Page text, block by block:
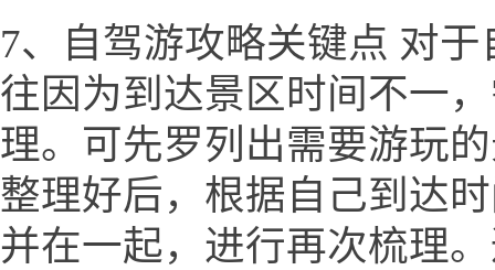
7、自驾游攻略关键点 对
往因为到达景区时间不一
理。可先罗列出需要游玩
整理好后，根据自己到达
并在一起，进行再次梳理